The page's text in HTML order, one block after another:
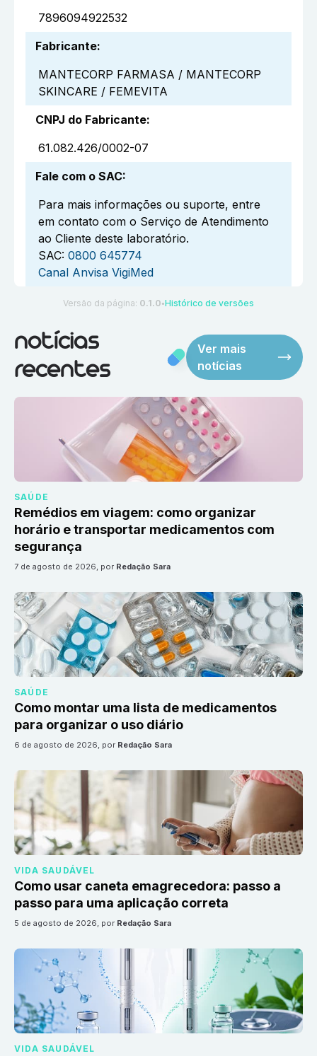
7896094922532
Fabricante:
MANTECORP FARMASA / MANTECORP
SKINCARE / FEMEVITA
CNPJ do Fabricante:
61.082.426/0002-07
Fale com o SAC:
Para mais informações ou suporte, entre
em contato com o Serviço de Atendimento
ao Cliente deste laboratório.
SAC: 0800 645774
Canal Anvisa VigiMed
Versão da página: 0.1.0 ●Histórico de versões
notícias
recentes
Ver mais
notícias
SAÚDE
Remédios em viagem: como organizar
horário e transportar medicamentos com
segurança
7 de agosto de 2026, por Redação Sara
SAÚDE
Como montar uma lista de medicamentos
para organizar o uso diário
6 de agosto de 2026, por Redação Sara
VIDA SAUDÁVEL
Como usar caneta emagrecedora: passo a
passo para uma aplicação correta
5 de agosto de 2026, por Redação Sara
VIDA SAUDÁVEL